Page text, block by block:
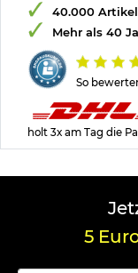
So
40.000
Mehr als 40
holt 3x am Tag die
5